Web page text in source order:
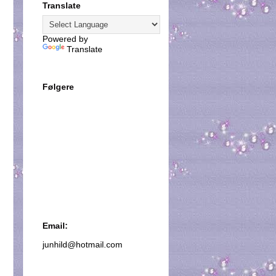
Translate
Powered by
Translate
Følgere
Email:
junhild@hotmail.com